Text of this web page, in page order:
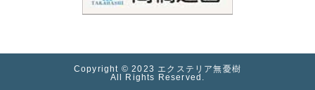
Copyright © 2023 エクステリア無憂樹
All Rights Reserved.